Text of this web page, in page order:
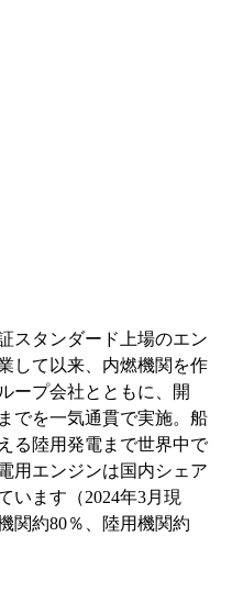
スタンダード上場のエン
して以来、内燃機関を作
ープ会社とともに、開
でを一気通貫で実施。船
る陸用発電まで世界中で
用エンジンは国内シェア
います（2024年3月現
関約80％、陸用機関約